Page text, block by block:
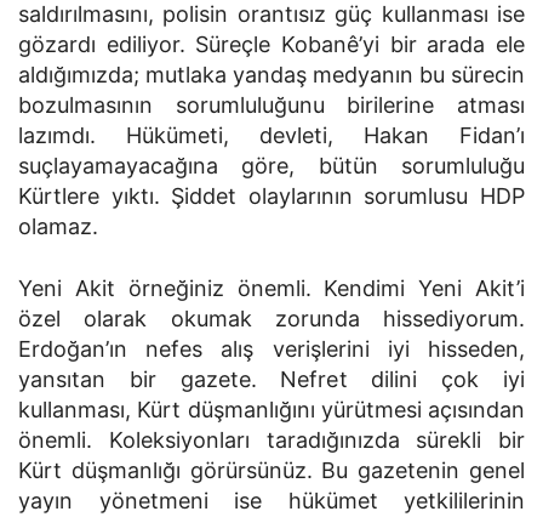
saldırılmasını, polisin orantısız güç kullanması ise
gözardı ediliyor. Süreçle Kobanê’yi bir arada ele
aldığımızda; mutlaka yandaş medyanın bu sürecin
bozulmasının sorumluluğunu birilerine atması
lazımdı. Hükümeti, devleti, Hakan Fidan’ı
suçlayamayacağına göre, bütün sorumluluğu
Kürtlere yıktı. Şiddet olaylarının sorumlusu HDP
olamaz.
Yeni Akit örneğiniz önemli. Kendimi Yeni Akit’i
özel olarak okumak zorunda hissediyorum.
Erdoğan’ın nefes alış verişlerini iyi hisseden,
yansıtan bir gazete. Nefret dilini çok iyi
kullanması, Kürt düşmanlığını yürütmesi açısından
önemli. Koleksiyonları taradığınızda sürekli bir
Kürt düşmanlığı görürsünüz. Bu gazetenin genel
yayın yönetmeni ise hükümet yetkililerinin